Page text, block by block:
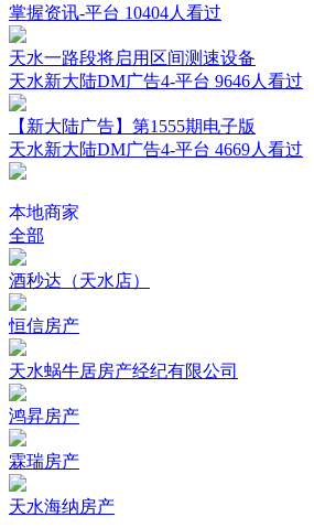
掌握资讯-平台 10404人看过
天水一路段将启用区间测速设备
天水新大陆DM广告4-平台 9646人看过
【新大陆广告】第1555期电子版
天水新大陆DM广告4-平台 4669人看过
本地商家
全部
酒秒达（天水店）
恒信房产
天水蜗牛居房产经纪有限公司
鸿昇房产
霖瑞房产
天水海纳房产